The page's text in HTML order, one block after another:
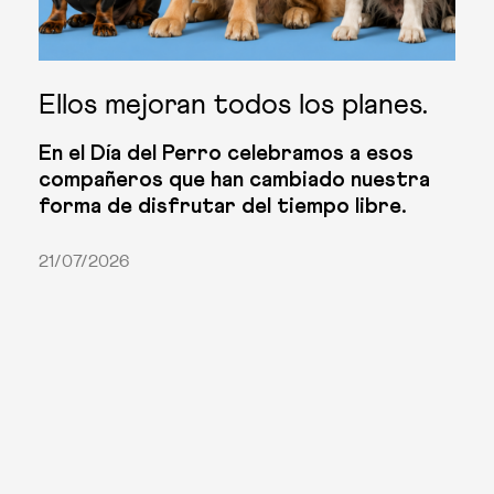
Ellos mejoran todos los planes.
En el Día del Perro celebramos a esos
compañeros que han cambiado nuestra
forma de disfrutar del tiempo libre.
21/07/2026